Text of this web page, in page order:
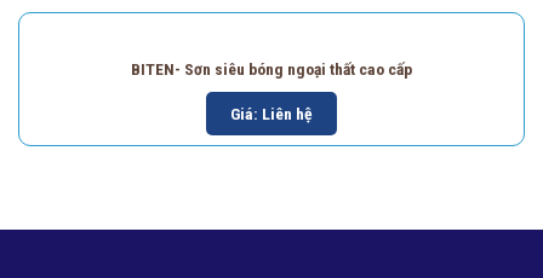
BITEN- Sơn siêu bóng ngoại thất cao cấp
Giá: Liên hệ